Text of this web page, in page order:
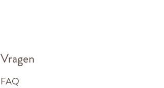
Vragen
FAQ